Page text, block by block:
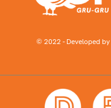
© 2022 - Developed by